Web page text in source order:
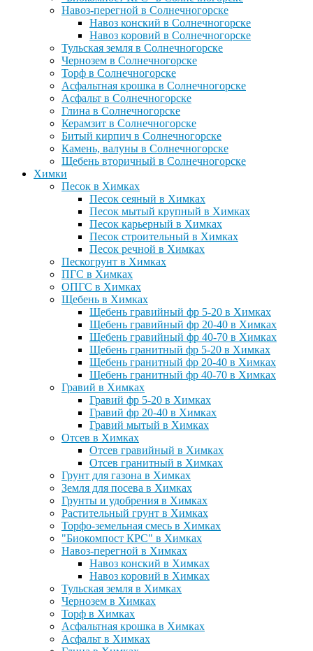
Навоз-перегной в Солнечногорске
Навоз конский в Солнечногорске
Навоз коровий в Солнечногорске
Тульская земля в Солнечногорске
Чернозем в Солнечногорске
Торф в Солнечногорске
Асфальтная крошка в Солнечногорске
Асфальт в Солнечногорске
Глина в Солнечногорске
Керамзит в Солнечногорске
Битый кирпич в Солнечногорске
Камень, валуны в Солнечногорске
Щебень вторичный в Солнечногорске
Химки
Песок в Химках
Песок сеяный в Химках
Песок мытый крупный в Химках
Песок карьерный в Химках
Песок строительный в Химках
Песок речной в Химках
Пескогрунт в Химках
ПГС в Химках
ОПГС в Химках
Щебень в Химках
Щебень гравийный фр 5-20 в Химках
Щебень гравийный фр 20-40 в Химках
Щебень гравийный фр 40-70 в Химках
Щебень гранитный фр 5-20 в Химках
Щебень гранитный фр 20-40 в Химках
Щебень гранитный фр 40-70 в Химках
Гравий в Химках
Гравий фр 5-20 в Химках
Гравий фр 20-40 в Химках
Гравий мытый в Химках
Отсев в Химках
Отсев гравийный в Химках
Отсев гранитный в Химках
Грунт для газона в Химках
Земля для посева в Химках
Грунты и удобрения в Химках
Растительный грунт в Химках
Торфо-земельная смесь в Химках
"Биокомпост КРС" в Химках
Навоз-перегной в Химках
Навоз конский в Химках
Навоз коровий в Химках
Тульская земля в Химках
Чернозем в Химках
Торф в Химках
Асфальтная крошка в Химках
Асфальт в Химках